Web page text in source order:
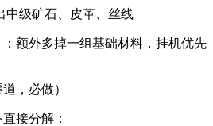
中级矿石、皮革、丝线
额外多掉一组基础材料，挂机优先
，必做）
接分解：